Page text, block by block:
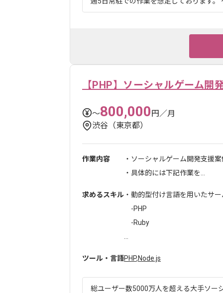
【PHP】ソーシャルゲーム開
〜800,000円／月
渋谷（東京都）
作業内容
・ソーシャルゲーム開発支援
・具体的には下記作業を...
求めるスキル ・動的型付け言語を用いたサ
-PHP
-Ruby
ツール・言語PHP,Node.js
総ユーザー数5000万人を超える大手ソー